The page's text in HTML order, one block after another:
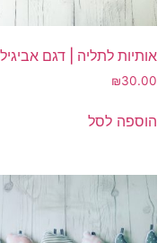
אותיות לתליה | דגם אביגיל
₪30.00
הוספה לסל